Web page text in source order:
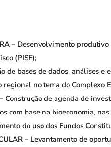
– Desenvolvimento
(PISF);
de bases de dados, análises
no tema do Complexo
– Construção de agenda de
com base na bioeconomia,
do uso dos Fundos
– Levantamento de